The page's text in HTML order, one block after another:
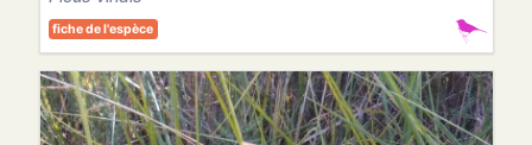
fiche de l'espèce